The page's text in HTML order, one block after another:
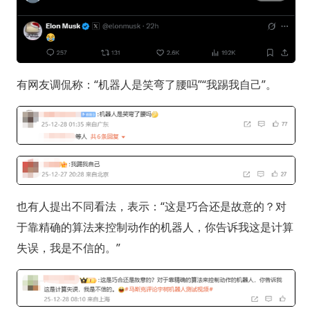
有网友调侃称：“机器人是笑弯了腰吗”“我踢我自己”。
也有人提出不同看法，表示：“这是巧合还是故意的？对
于靠精确的算法来控制动作的机器人，你告诉我这是计算
失误，我是不信的。”